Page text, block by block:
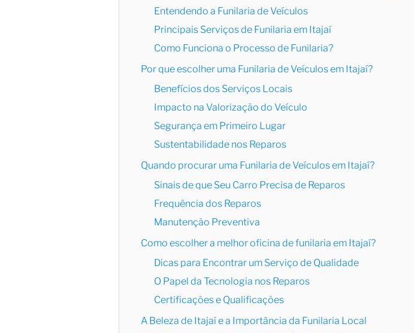
Entendendo a Funilaria de Veículos
Principais Serviços de Funilaria em Itajaí
Como Funciona o Processo de Funilaria?
Por que escolher uma Funilaria de Veículos em Itajaí?
Benefícios dos Serviços Locais
Impacto na Valorização do Veículo
Segurança em Primeiro Lugar
Sustentabilidade nos Reparos
Quando procurar uma Funilaria de Veículos em Itajaí?
Sinais de que Seu Carro Precisa de Reparos
Frequência dos Reparos
Manutenção Preventiva
Como escolher a melhor oficina de funilaria em Itajaí?
Dicas para Encontrar um Serviço de Qualidade
O Papel da Tecnologia nos Reparos
Certificações e Qualificações
A Beleza de Itajaí e a Importância da Funilaria Local